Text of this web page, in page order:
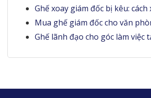
Ghế xoay giám đốc bị kêu: cách
Mua ghế giám đốc cho văn
Ghế lãnh đạo cho góc làm việc